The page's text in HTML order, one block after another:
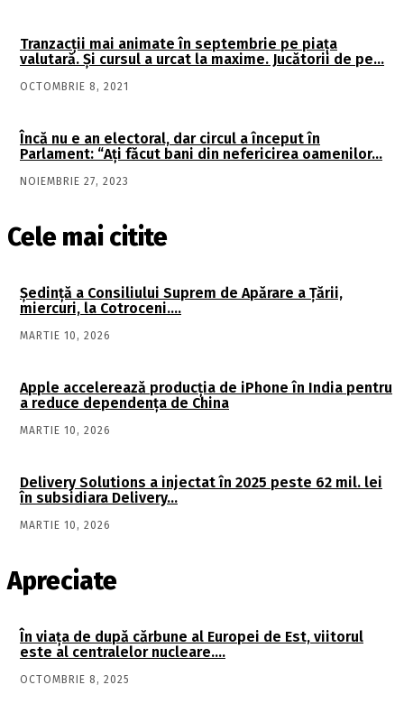
Tranzacţii mai animate în septembrie pe piaţa
valutară. Şi cursul a urcat la maxime. Jucătorii de pe…
OCTOMBRIE 8, 2021
Încă nu e an electoral, dar circul a început în
Parlament: “Ați făcut bani din nefericirea oamenilor…
NOIEMBRIE 27, 2023
Cele mai citite
Şedinţă a Consiliului Suprem de Apărare a Ţării,
miercuri, la Cotroceni….
MARTIE 10, 2026
Apple accelerează producția de iPhone în India pentru
a reduce dependența de China
MARTIE 10, 2026
Delivery Solutions a injectat în 2025 peste 62 mil. lei
în subsidiara Delivery…
MARTIE 10, 2026
Apreciate
În viaţa de după cărbune al Europei de Est, viitorul
este al centralelor nucleare….
OCTOMBRIE 8, 2025